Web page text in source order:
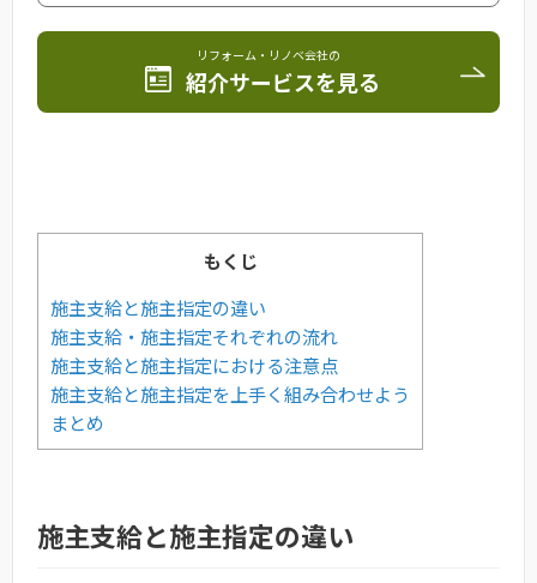
リフォーム・リノベ会社の
紹介サービスを見る
もくじ
施主支給と施主指定の違い
施主支給・施主指定それぞれの流れ
施主支給と施主指定における注意点
施主支給と施主指定を上手く組み合わせよう
まとめ
施主支給と施主指定の違い